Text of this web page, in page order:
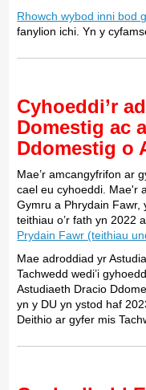
Rhowch wybod inni bod
fanylion ichi. Yn y
Cyhoeddi’r
Domestig ac
Ddomestig o
Mae’r amcangyfrifon ar
cael eu cyhoeddi. Mae'r
Gymru a Phrydain Fawr,
teithiau o’r fath yn 2022
Prydain Fawr (teithiau
Mae adroddiad yr
Tachwedd wedi’i
Astudiaeth Dracio
yn y DU yn ystod haf
Deithio ar gyfer mis